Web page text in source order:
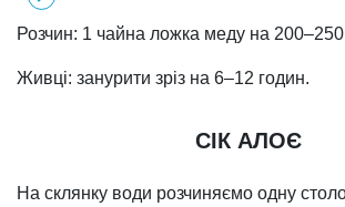
Розчин: 1 чайна ложка меду на
Живці: занурити зріз на 6–12 годин.
СІК АЛОЄ
На склянку води розчиняємо одну